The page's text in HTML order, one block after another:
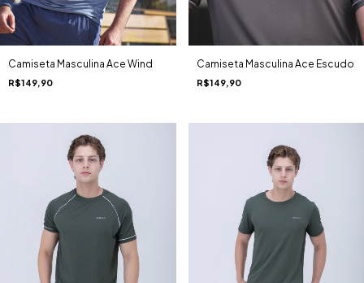
Camiseta Masculina Ace Wind
R$149,90
Camiseta Masculina Ace Escudo
R$149,90